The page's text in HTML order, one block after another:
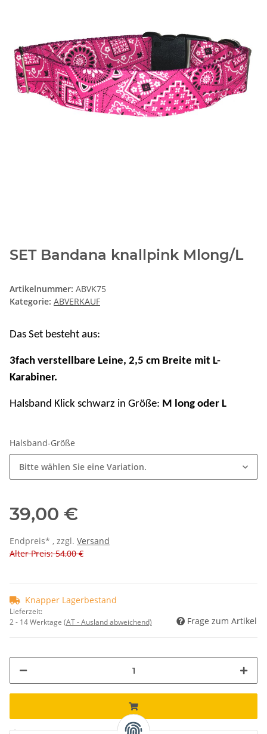
SET Bandana knallpink Mlong/L
Artikelnummer: ABVK75
Kategorie: ABVERKAUF
Das Set besteht aus:
3fach verstellbare Leine, 2,5 cm Breite mit L-
Karabiner.
Halsband Klick schwarz in Größe: M long oder L
Halsband-Größe
Bitte wählen Sie eine Variation.
39,00 €
Endpreis* , zzgl. Versand
Alter Preis: 54,00 €
Knapper Lagerbestand
Lieferzeit:
2 - 14 Werktage (AT - Ausland abweichend) Frage zum Artikel